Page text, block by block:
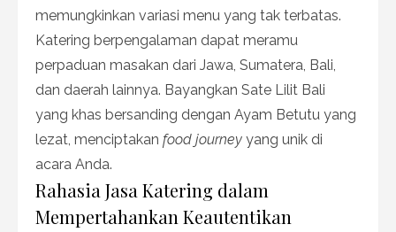
memungkinkan variasi menu yang tak terbatas.
Katering berpengalaman dapat meramu
perpaduan masakan dari Jawa, Sumatera, Bali,
dan daerah lainnya. Bayangkan Sate Lilit Bali
yang khas bersanding dengan Ayam Betutu yang
lezat, menciptakan food journey yang unik di
acara Anda.
Rahasia Jasa Katering dalam
Mempertahankan Keautentikan